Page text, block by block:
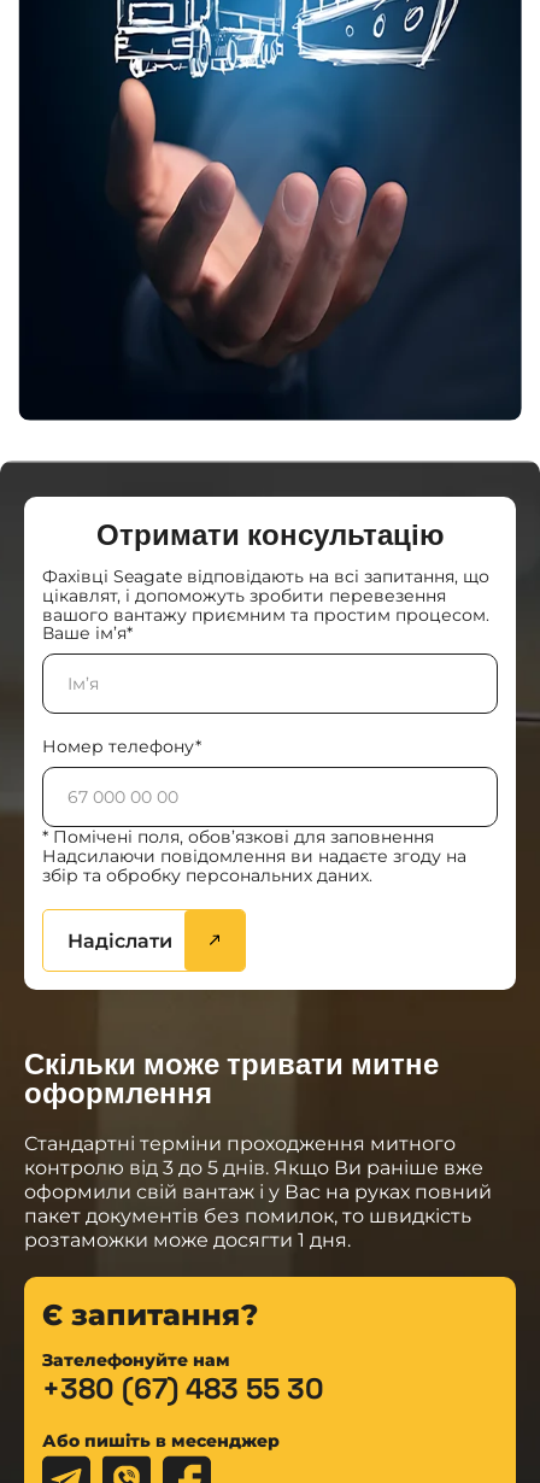
Отримати консультацію
Фахівці Seagate відповідають на всі запитання, що
цікавлят, і допоможуть зробити перевезення
вашого вантажу приємним та простим процесом.
Ваше ім’я*
Номер телефону*
* Помічені поля, обов’язкові для заповнення
Надсилаючи повідомлення ви надаєте згоду на
збір та обробку персональних даних.
Надіслати
Скільки може тривати митне
оформлення
Стандартні терміни проходження митного
контролю від 3 до 5 днів. Якщо Ви раніше вже
оформили свій вантаж і у Вас на руках повний
пакет документів без помилок, то швидкість
розтаможки може досягти 1 дня.
Є запитання?
Зателефонуйте нам
+380 (67) 483 55 30
Або пишіть в месенджер